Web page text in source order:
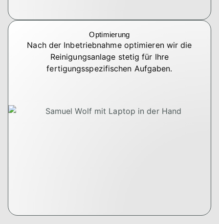
Optimierung
Nach der Inbetriebnahme optimieren wir die
Reinigungsanlage stetig für Ihre
fertigungsspezifischen Aufgaben.